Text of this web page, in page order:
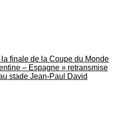
finale de la Coupe du Monde
– Espagne » retransmise
stade Jean-Paul David